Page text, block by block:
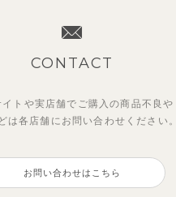
CONTACT
イトや実店舗でご購入の商品不良や
は各店舗に お問い合わせください。
お問い合わせはこちら